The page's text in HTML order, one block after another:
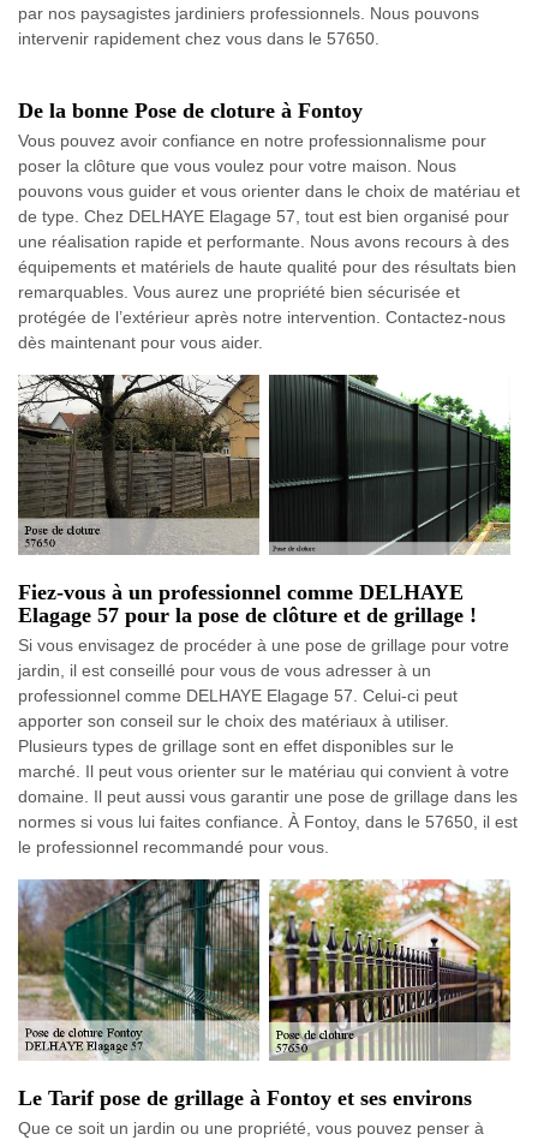
par nos paysagistes jardiniers professionnels. Nous pouvons
intervenir rapidement chez vous dans le 57650.
De la bonne Pose de cloture à Fontoy
Vous pouvez avoir confiance en notre professionnalisme pour
poser la clôture que vous voulez pour votre maison. Nous
pouvons vous guider et vous orienter dans le choix de matériau et
de type. Chez DELHAYE Elagage 57, tout est bien organisé pour
une réalisation rapide et performante. Nous avons recours à des
équipements et matériels de haute qualité pour des résultats bien
remarquables. Vous aurez une propriété bien sécurisée et
protégée de l’extérieur après notre intervention. Contactez-nous
dès maintenant pour vous aider.
Fiez-vous à un professionnel comme DELHAYE
Elagage 57 pour la pose de clôture et de grillage !
Si vous envisagez de procéder à une pose de grillage pour votre
jardin, il est conseillé pour vous de vous adresser à un
professionnel comme DELHAYE Elagage 57. Celui-ci peut
apporter son conseil sur le choix des matériaux à utiliser.
Plusieurs types de grillage sont en effet disponibles sur le
marché. Il peut vous orienter sur le matériau qui convient à votre
domaine. Il peut aussi vous garantir une pose de grillage dans les
normes si vous lui faites confiance. À Fontoy, dans le 57650, il est
le professionnel recommandé pour vous.
Le Tarif pose de grillage à Fontoy et ses environs
Que ce soit un jardin ou une propriété, vous pouvez penser à